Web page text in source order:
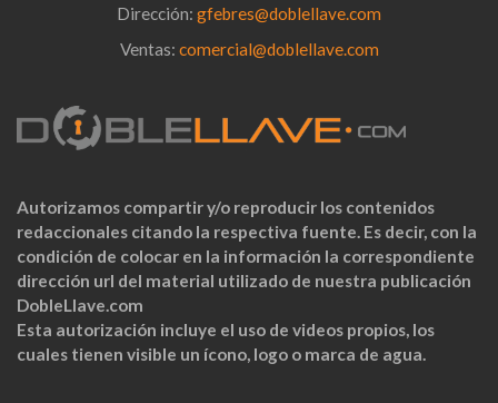
Dirección: gfebres@doblellave.com
Ventas: comercial@doblellave.com
Autorizamos compartir y/o reproducir los contenidos
redaccionales citando la respectiva fuente. Es decir, con la
condición de colocar en la información la correspondiente
dirección url del material utilizado de nuestra publicación
DobleLlave.com
Esta autorización incluye el uso de videos propios, los
cuales tienen visible un ícono, logo o marca de agua.